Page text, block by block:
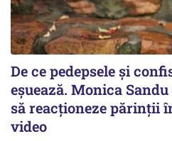
De ce pedepsele și
eșuează. Monica
să reacționeze părinții
video